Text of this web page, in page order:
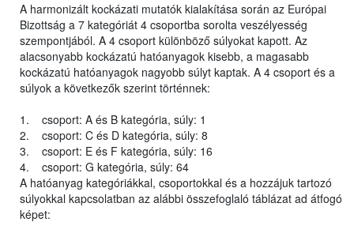
A harmonizált kockázati mutatók kialakítása során az Európai
Bizottság a 7 kategóriát 4 csoportba sorolta veszélyesség
szempontjából. A 4 csoport különböző súlyokat kapott. Az
alacsonyabb kockázatú hatóanyagok kisebb, a magasabb
kockázatú hatóanyagok nagyobb súlyt kaptak. A 4 csoport és a
súlyok a következők szerint történnek:
1. csoport: A és B kategória, súly: 1
2. csoport: C és D kategória, súly: 8
3. csoport: E és F kategória, súly: 16
4. csoport: G kategória, súly: 64
A hatóanyag kategóriákkal, csoportokkal és a hozzájuk tartozó
súlyokkal kapcsolatban az alábbi összefoglaló táblázat ad átfogó
képet: